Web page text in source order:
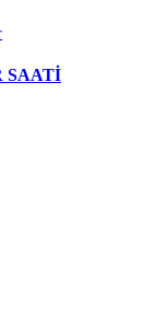
SAATİ